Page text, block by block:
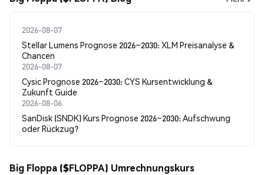
2026-08-07
Stellar Lumens Prognose 2026–2030: XLM Preisanalyse &
Chancen
2026-08-07
Cysic Prognose 2026–2030: CYS Kursentwicklung &
Zukunft Guide
2026-08-06
SanDisk (SNDK) Kurs Prognose 2026–2030: Aufschwung
oder Rückzug?
Big Floppa ($FLOPPA) Umrechnungskurs